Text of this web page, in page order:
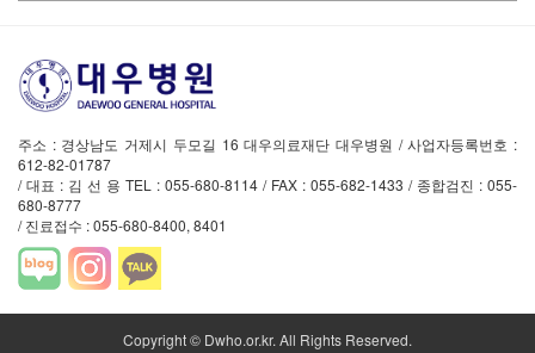
주소 : 경상남도 거제시 두모길 16 대우의료재단 대우병원 / 사업자등록번호 :
612-82-01787
/ 대표 : 김 선 용 TEL : 055-680-8114 / FAX : 055-682-1433 / 종합검진 : 055-
680-8777
/ 진료접수 : 055-680-8400, 8401
Copyright © Dwho.or.kr. All Rights Reserved.